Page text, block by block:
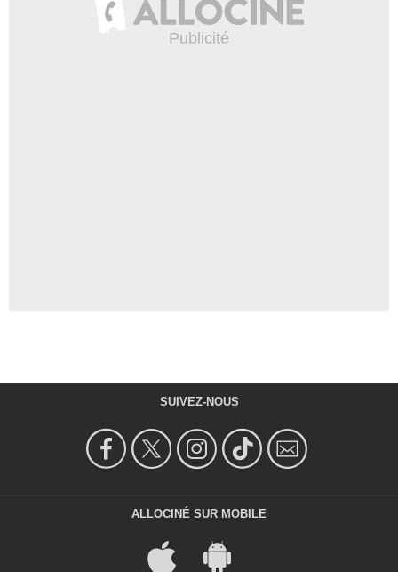
SUIVEZ-NOUS
ALLOCINÉ SUR MOBILE